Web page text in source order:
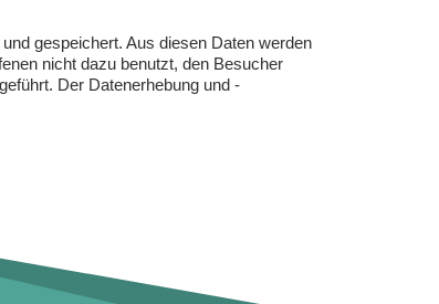
gespeichert. Aus diesen Daten werden
nicht dazu benutzt, den Besucher
Der Datenerhebung und -